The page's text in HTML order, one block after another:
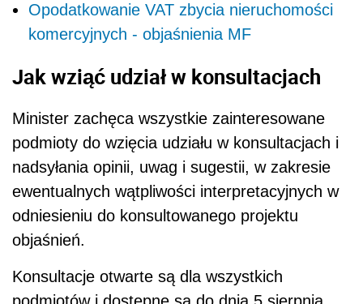
Opodatkowanie VAT zbycia nieruchomości
komercyjnych - objaśnienia MF
Jak wziąć udział w konsultacjach
Minister zachęca wszystkie zainteresowane
podmioty do wzięcia udziału w konsultacjach i
nadsyłania opinii, uwag i sugestii, w zakresie
ewentualnych wątpliwości interpretacyjnych w
odniesieniu do konsultowanego projektu
objaśnień.
Konsultacje otwarte są dla wszystkich